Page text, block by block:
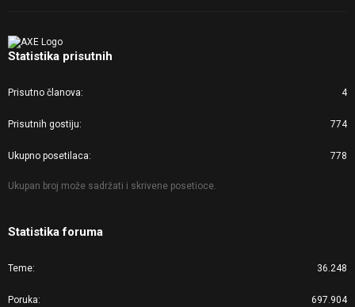
Statistika prisutnih
Prisutno članova 4
Prisutnih gostiju 774
Ukupno posetilaca 778
Ukupan broj može sadržati i skrivene posetioce.
Statistika foruma
Teme 36.248
Poruka 697.904